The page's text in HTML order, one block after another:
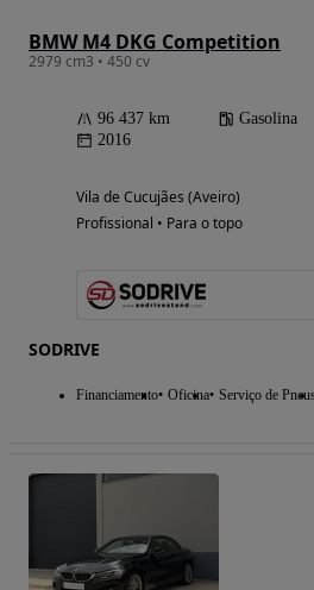
BMW M4 DKG Competition
2979 cm3 • 450 cv
96 437 km Gasolina
2016
Vila de Cucujães (Aveiro)
Profissional • Para o topo
SODRIVE
Financiamento Oficina Serviço de Pneus